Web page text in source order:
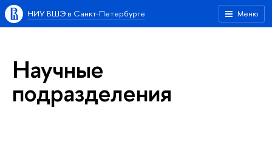
Меню
НИУ ВШЭ в Санкт-Петербурге
Научные
подразделения